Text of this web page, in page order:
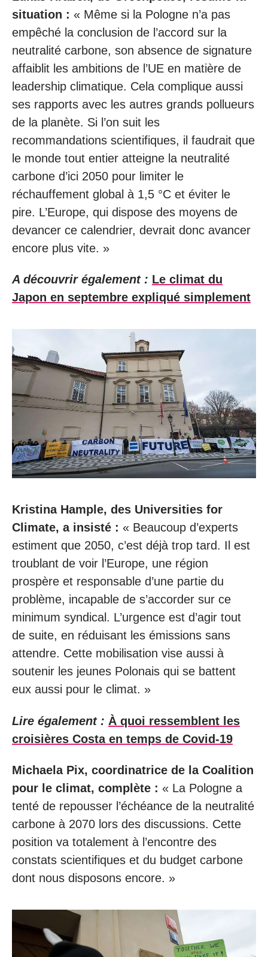
situation : « Même si la Pologne n’a pas
empêché la conclusion de l’accord sur la
neutralité carbone, son absence de signature
affaiblit les ambitions de l’UE en matière de
leadership climatique. Cela complique aussi
ses rapports avec les autres grands pollueurs
de la planète. Si l’on suit les
recommandations scientifiques, il faudrait que
le monde tout entier atteigne la neutralité
carbone d’ici 2050 pour limiter le
réchauffement global à 1,5 °C et éviter le
pire. L’Europe, qui dispose des moyens de
devancer ce calendrier, devrait donc avancer
encore plus vite. »
A découvrir également : Le climat du
Japon en septembre expliqué simplement
Kristina Hample, des Universities for
Climate, a insisté : « Beaucoup d’experts
estiment que 2050, c’est déjà trop tard. Il est
troublant de voir l’Europe, une région
prospère et responsable d’une partie du
problème, incapable de s’accorder sur ce
minimum syndical. L’urgence est d’agir tout
de suite, en réduisant les émissions sans
attendre. Cette mobilisation vise aussi à
soutenir les jeunes Polonais qui se battent
eux aussi pour le climat. »
Lire également : À quoi ressemblent les
croisières Costa en temps de Covid-19
Michaela Pix, coordinatrice de la Coalition
pour le climat, complète : « La Pologne a
tenté de repousser l’échéance de la neutralité
carbone à 2070 lors des discussions. Cette
position va totalement à l’encontre des
constats scientifiques et du budget carbone
dont nous disposons encore. »